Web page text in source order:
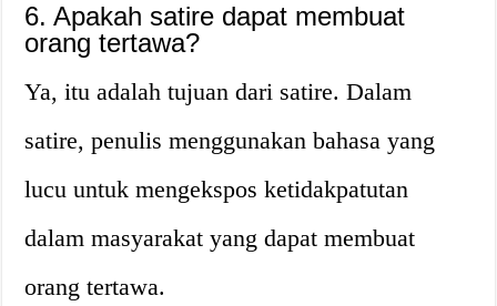
6. Apakah satire dapat membuat
orang tertawa?
Ya, itu adalah tujuan dari satire. Dalam
satire, penulis menggunakan bahasa yang
lucu untuk mengekspos ketidakpatutan
dalam masyarakat yang dapat membuat
orang tertawa.